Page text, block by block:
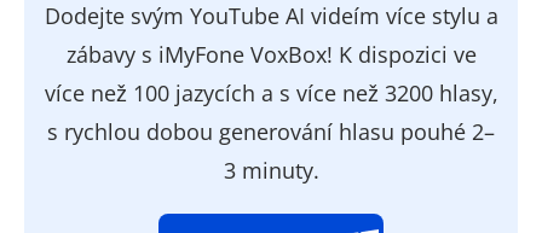
Dodejte svým YouTube AI videím více stylu a
zábavy s iMyFone VoxBox! K dispozici ve
více než 100 jazycích a s více než 3200 hlasy,
s rychlou dobou generování hlasu pouhé 2–
3 minuty.